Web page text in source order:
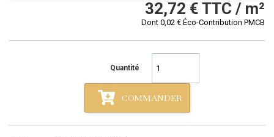
32,72 € TTC / m²
Dont 0,02 € Éco-Contribution PMCB
Quantité
COMMANDER